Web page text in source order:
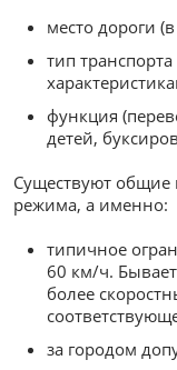
место дороги
тип
функция
детей,
Существуют общие
режима, а именно:
типичное
60 км/ч.
более
за городом